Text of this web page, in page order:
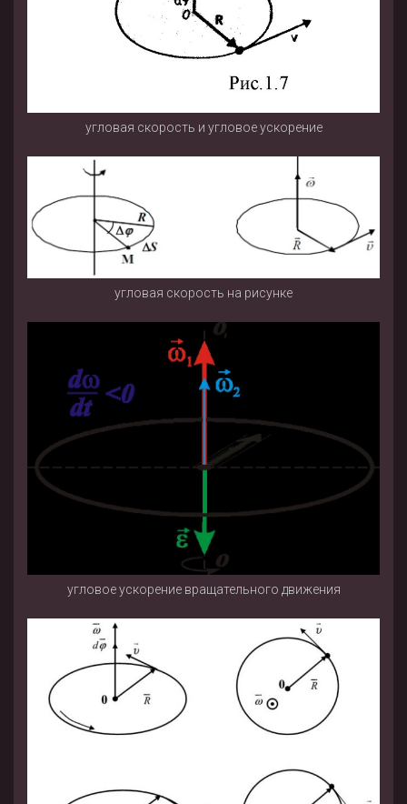
угловая скорость и угловое ускорение
угловая скорость на рисунке
угловое ускорение вращательного движения